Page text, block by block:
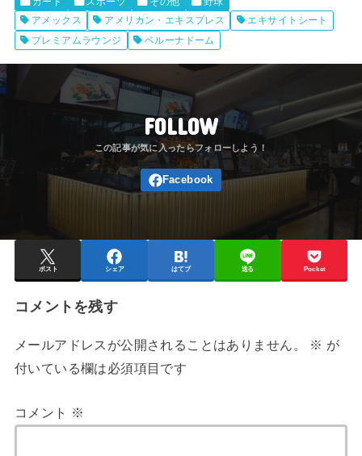
アメックス
アメリカン・エキスプレス
エキサイトシート
プレミアムラウンジ
ベルーナドーム
FOLLOW
ポスト シェア はてブ 送る Pocket
コメントを残す
メールアドレスが公開されることはありません。 ※ が
付いている欄は必須項目です
コメント ※